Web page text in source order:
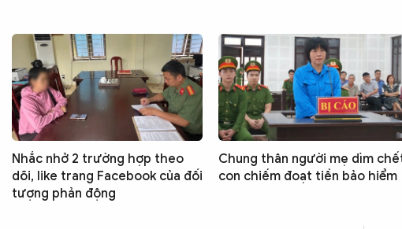
Nhắc nhở 2 trường hợp theo
dõi, like trang Facebook của đối
tượng phản động
Chung thân người mẹ dìm
con chiếm đoạt tiền bảo hiểm